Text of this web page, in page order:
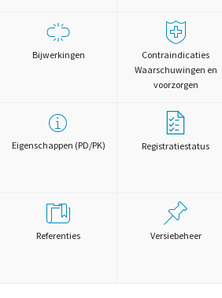
Bijwerkingen
Contraindicaties
Waarschuwingen en
voorzorgen
Eigenschappen (PD/PK) Registratiestatus
Referenties Versiebeheer